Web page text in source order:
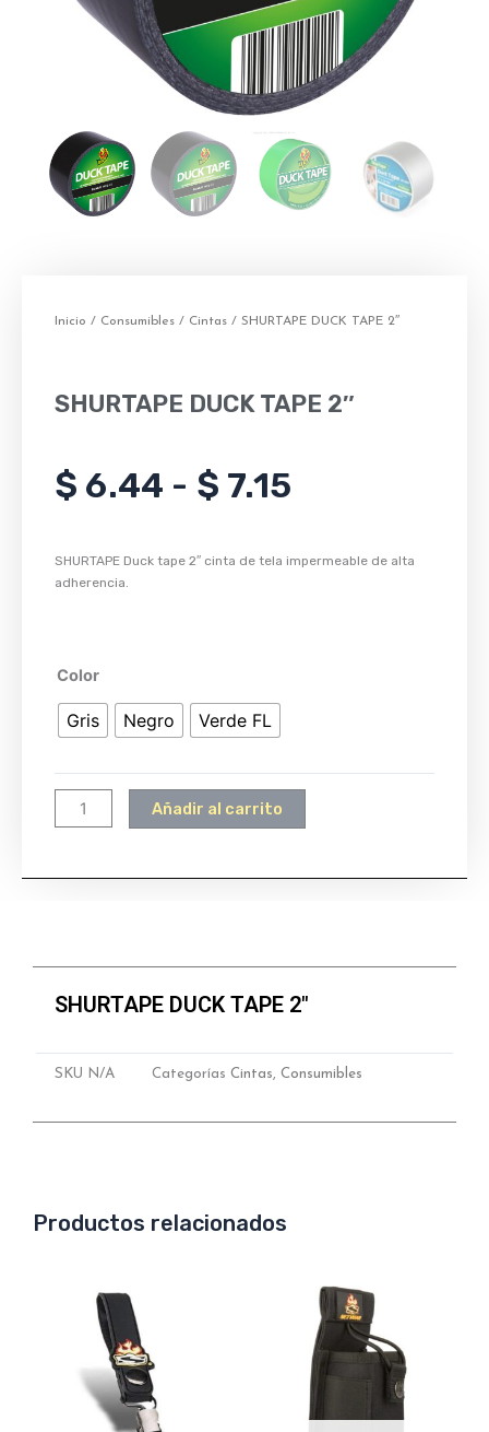
Inicio / Consumibles / Cintas / SHURTAPE DUCK TAPE 2″
SHURTAPE DUCK TAPE 2″
$ 6.44 - $ 7.15
desde
SHURTAPE Duck tape 2″ cinta de tela impermeable de alta
adherencia.
Color
Gris Negro Verde FL
SHURTAPE
DUCK
TAPE
cantidad
Añadir al carrito
SHURTAPE DUCK TAPE 2″
SKU N/A Categorías Cintas, Consumibles
Productos relacionados